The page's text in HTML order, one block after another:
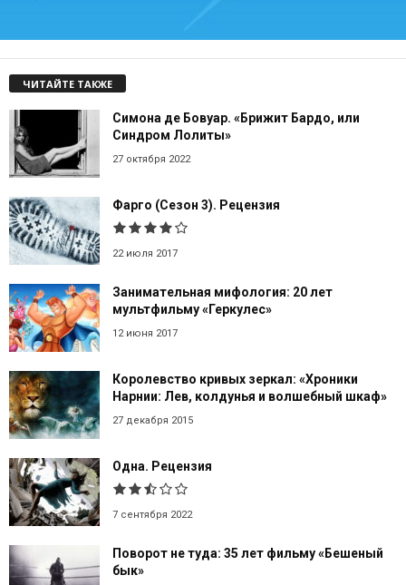
ЧИТАЙТЕ ТАКЖЕ
Симона де Бовуар. «Брижит Бардо, или
Синдром Лолиты»
27 октября 2022
Фарго (Сезон 3). Рецензия
22 июля 2017
Занимательная мифология: 20 лет
мультфильму «Геркулес»
12 июня 2017
Королевство кривых зеркал: «Хроники
Нарнии: Лев, колдунья и волшебный шкаф»
27 декабря 2015
Одна. Рецензия
7 сентября 2022
Поворот не туда: 35 лет фильму «Бешеный
бык»